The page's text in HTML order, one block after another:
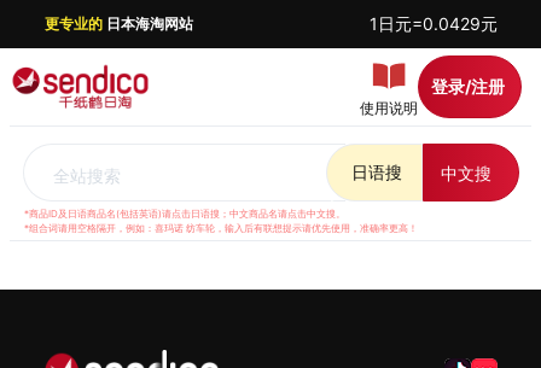
更专业的日本海淘网站 1日元=0.0429元
使用说明
登录/注册
全站搜索 日语搜 中文搜
*商品ID及日语商品名(包括英语)请点击日语搜；中文商品名请点击中文搜。
*组合词请用空格隔开，例如：喜玛诺 纺车轮，输入后有联想提示请优先使用，准确率更高！